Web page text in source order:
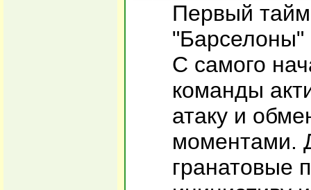
Первый
С самого
команды
атаку и
моментами.
гранатовые